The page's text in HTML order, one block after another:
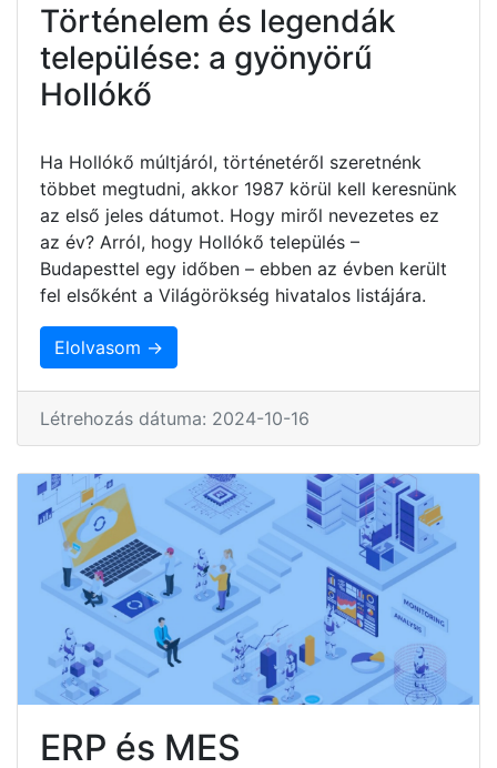
Történelem és legendák
települése: a gyönyörű
Hollókő
Ha Hollókő múltjáról, történetéről szeretnénk
többet megtudni, akkor 1987 körül kell keresnünk
az első jeles dátumot. Hogy miről nevezetes ez
az év? Arról, hogy Hollókő település –
Budapesttel egy időben – ebben az évben került
fel elsőként a Világörökség hivatalos listájára.
Elolvasom →
Létrehozás dátuma: 2024-10-16
ERP és MES